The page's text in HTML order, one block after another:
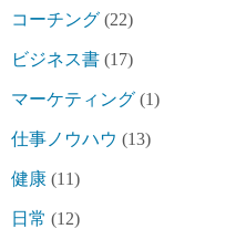
コーチング (22)
ビジネス書 (17)
マーケティング (1)
仕事ノウハウ (13)
健康 (11)
日常 (12)